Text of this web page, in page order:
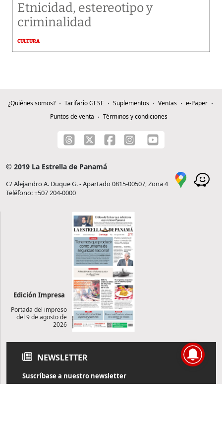
Etnicidad, estereotipo y
criminalidad
CULTURA
¿Quiénes somos? Tarifario GESE Suplementos Ventas
e-Paper
Puntos de venta
Términos y condiciones
© 2019 La Estrella de Panamá
C/ Alejandro A. Duque G. - Apartado 0815-00507, Zona 4
Teléfono: +507 204-0000
Edición Impresa
Portada del impreso
del 9 de agosto de
2026
NEWSLETTER
Suscríbase a nuestro newsletter
Reciba diariamente información de actualidad directamente en